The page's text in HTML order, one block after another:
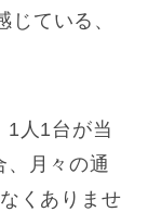
ている、
1人1台が当
、月々の通
くありませ